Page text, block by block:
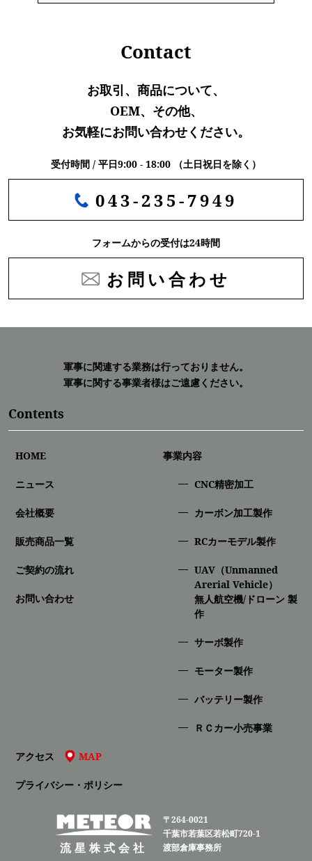
Contact
お取引、商品について、
OEM、その他、
お気軽にお問い合わせください。
受付時間 / 平日9:00 - 18:00 （土日祝日を除く）
043-235-7949
フォームからの受付は24時間
お問い合わせ
軍事に関連する業務は行っておりません。
軍事に関する事業者様はご遠慮ください。
Contents
HOME
ニュース
会社概要
販売商品一覧
ご契約の流れ
お問い合わせ
事業内容
CNC精密加⼯
カーボン加工製作
RCカーモデル製作
UAV（Unmanned
Arerial Vehicle）
無人航空機/ドローン 製
作
サーボ製作
モーター製作
バッテリー製作
ＲＣカー小売事業
アクセス MAP
プライバシー・ポリシー
流星株式会社
〒264-0021
千葉市若葉区若松町720-1
渡部倉庫事務所